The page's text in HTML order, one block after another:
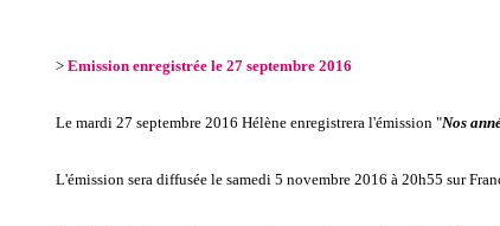
> Emission enregistrée le 27 septembre 2016
Le mardi 27 septembre 2016 Hélène enregistrera l'émission "Nos
L'émission sera diffusée le samedi 5 novembre 2016 à 20h55 sur